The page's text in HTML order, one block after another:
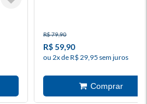
R$ 79,90
R$ 59,90
ou 2x de R$ 29,95 sem juros